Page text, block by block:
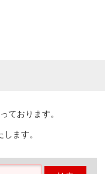
ております。
ます。